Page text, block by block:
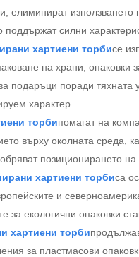
елиминират използването
силни
хартиени торбисе
на храни, опаковки
подаръци поради тяхната
характер.
торбипомагат на
върху околната среда,
позиционирането на
хартиени торбиса
и
за екологични опаковки
хартиени торби
за пластмасови